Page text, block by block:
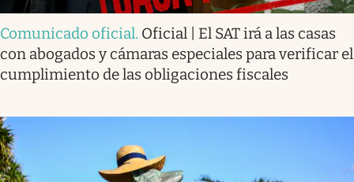
Comunicado oficial. Oficial | El SAT irá a las casas
con abogados y cámaras especiales para verificar el
cumplimiento de las obligaciones fiscales